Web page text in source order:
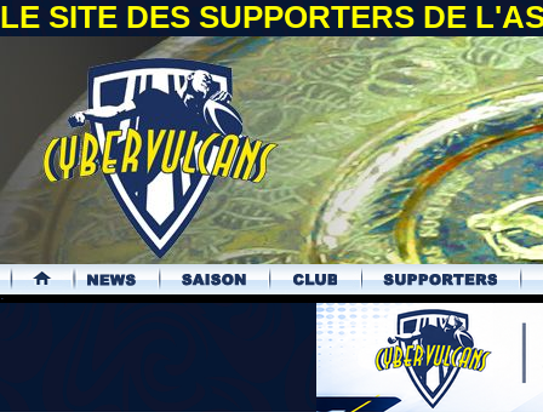
LE SITE DES SUPPORTERS DE
.